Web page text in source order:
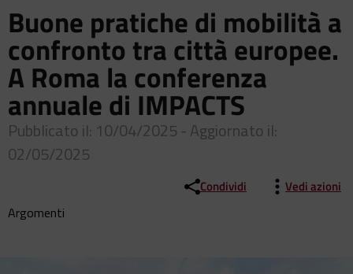
Buone pratiche di mobilità a
confronto tra città europee.
A Roma la conferenza
annuale di IMPACTS
Pubblicato il: 10/04/2025 - Aggiornato il:
02/05/2025
Condividi Vedi azioni
Argomenti